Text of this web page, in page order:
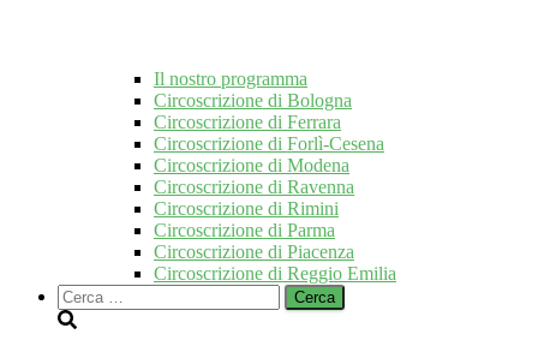
Il nostro programma
Circoscrizione di Bologna
Circoscrizione di Ferrara
Circoscrizione di Forlì-Cesena
Circoscrizione di Modena
Circoscrizione di Ravenna
Circoscrizione di Rimini
Circoscrizione di Parma
Circoscrizione di Piacenza
Circoscrizione di Reggio Emilia
Ricerca
per: